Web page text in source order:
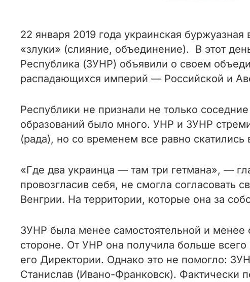
22 января 2019 года украинская
«злуки» (слияние, объединение). В этот
Республика (ЗУНР) объявили о своем
распадающихся империй — Российской и
Республики не признали не только
образований было много. УНР и ЗУНР
(рада), но со временем все равно скатились
«Где два украинца — там три гетмана», —
провозгласив себя, не смогла согласовать
Венгрии. На территории, которые она за
ЗУНР была менее самостоятельной и менее
стороне. От УНР она получила больше
его Директории. Однако это не помогло:
Станислав (Ивано-Франковск). Фактически